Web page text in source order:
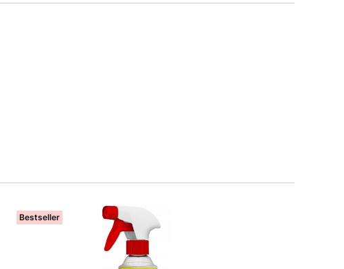
Bestseller